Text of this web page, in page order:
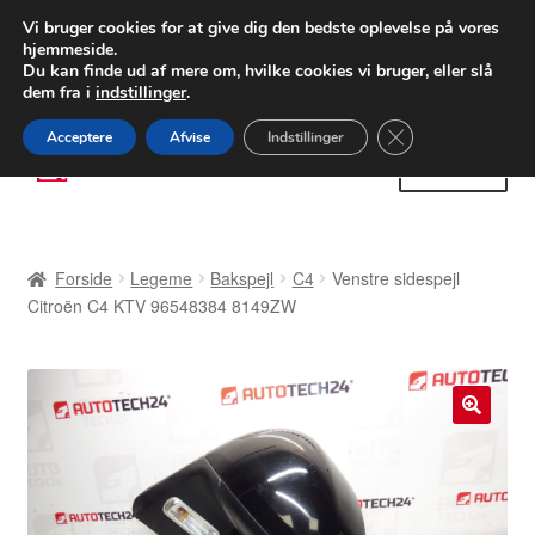
LEVERING fra 55 kr.
FEDEX verdensomspændende forsendelse
80 82 72 02
Spring
til
Spring
til
Betalinger
Klage
Klageprocedure
Forside Legeme Bakspejl C4
Venstre sidespejl
Citroën C4 KTV 96548384 8149ZW
Vi bruger cookies for at give dig den bedste oplevelse på vores
hjemmeside.
Du kan finde ud af mere om, hvilke cookies vi bruger, eller slå
dem fra i indstillinger.
Acceptere Afvise Indstillinger Close GDPR